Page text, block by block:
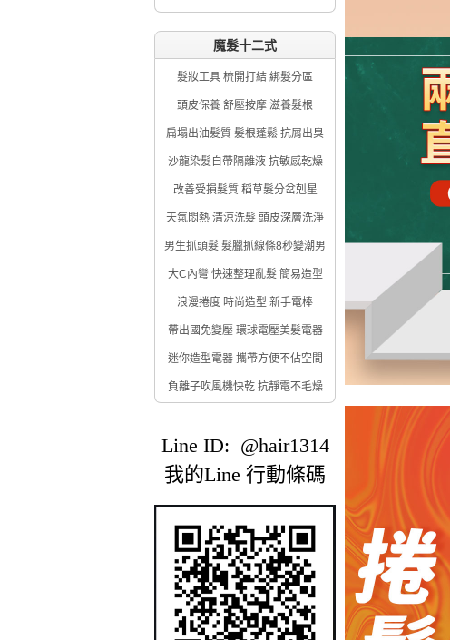
魔髮十二式
髮妝工具 梳開打結 綁髮分區
頭皮保養 舒壓按摩 滋養髮根
扁塌出油髮質 髮根蓬鬆 抗屑出臭
沙龍染髮自帶隔離液 抗敏感乾燥
改善受損髮質 稻草髮分岔剋星
天氣悶熱 清涼洗髮 頭皮深層洗淨
男生抓頭髮 髮臘抓線條8秒變潮男
大C內彎 快速整理亂髮 簡易造型
浪漫捲度 時尚造型 新手電棒
帶出國免變壓 環球電壓美髮電器
迷你造型電器 攜帶方便不佔空間
負離子吹風機快乾 抗靜電不毛燥
Line ID: @hair1314
我的Line 行動條碼